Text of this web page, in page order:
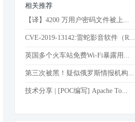
相关推荐
【译】4200 万用户密码文件被上...
CVE-2019-13142:雷蛇影音软件（R...
英国多个火车站免费Wi-Fi暴露用...
第三次被黑！疑似俄罗斯情报机构...
技术分享 | [POC编写] Apache To...